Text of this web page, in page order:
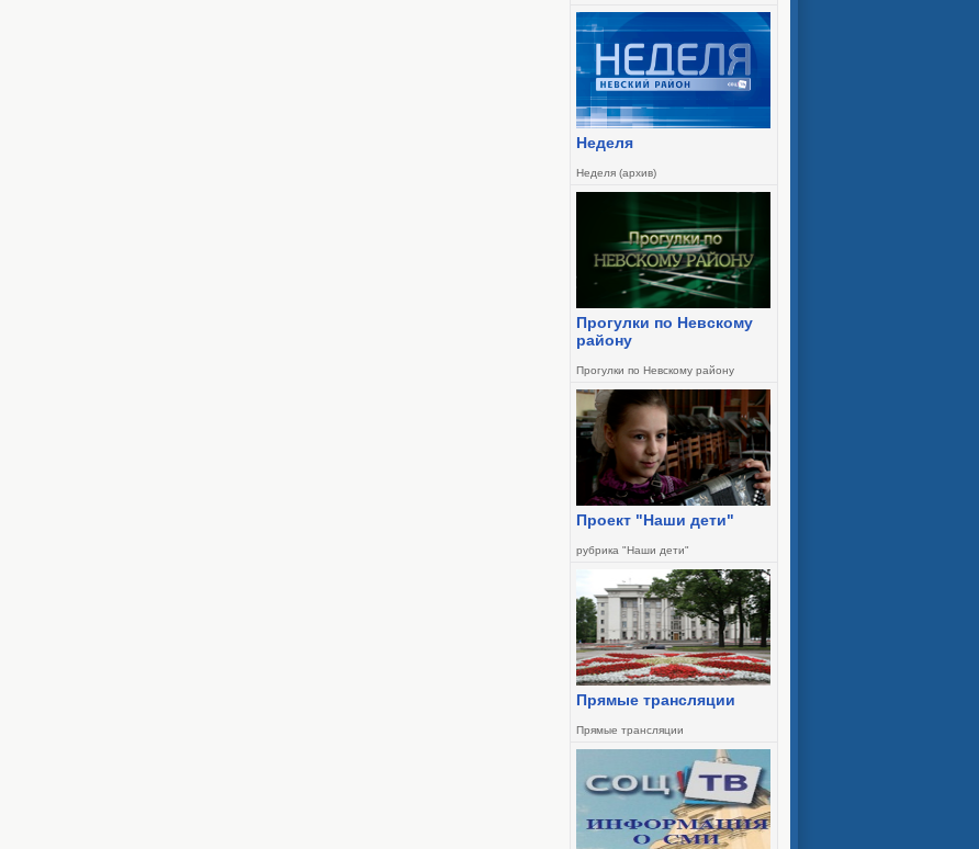
Неделя
Неделя (архив)
Прогулки по Невскому
району
Прогулки по Невскому району
Проект "Наши дети"
рубрика "Наши дети"
Прямые трансляции
Прямые трансляции